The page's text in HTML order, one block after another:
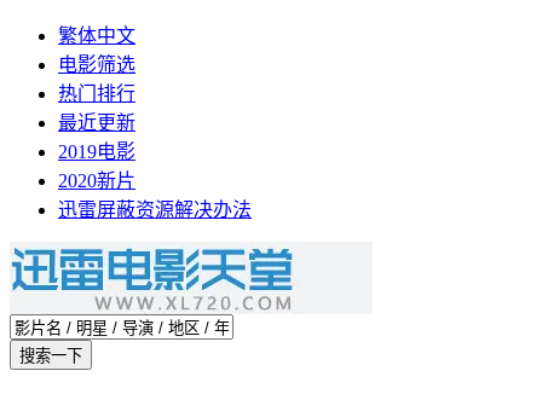
繁体中文
电影筛选
热门排行
最近更新
2019电影
2020新片
迅雷屏蔽资源解决办法